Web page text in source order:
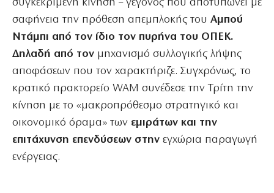
συγκεκριμένη κίνηση – γεγονός που αποτυπώνει με
σαφήνεια την πρόθεση απεμπλοκής του Αμπού
Ντάμπι από τον ίδιο τον πυρήνα του ΟΠΕΚ.
Δηλαδή από τον μηχανισμό συλλογικής λήψης
αποφάσεων που τον χαρακτήριζε. Συγχρόνως, το
κρατικό πρακτορείο WAM συνέδεσε την Τρίτη την
κίνηση με το «μακροπρόθεσμο στρατηγικό και
οικονομικό όραμα» των εμιράτων και την
επιτάχυνση επενδύσεων στην εγχώρια παραγωγή
ενέργειας.